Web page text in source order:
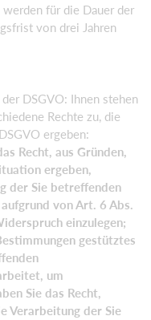
für die Dauer der
von drei Jahren
DSGVO: Ihnen stehen
Rechte zu, die
ergeben:
Recht, aus Gründen,
ergeben,
der Sie betreffenden
von Art. 6 Abs.
einzulegen;
gestütztes
um
Sie das Recht,
Verarbeitung der Sie